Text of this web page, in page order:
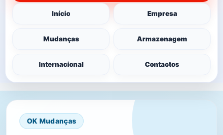
Início Empresa
Mudanças Armazenagem
Internacional Contactos
OK Mudanças